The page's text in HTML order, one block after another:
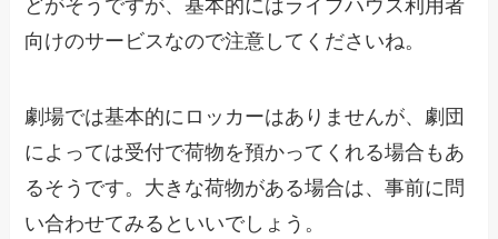
どがそうですが、基本的にはライブハウス利用者
向けのサービスなので注意してくださいね。
劇場では基本的にロッカーはありませんが、劇団
によっては受付で荷物を預かってくれる場合もあ
るそうです。大きな荷物がある場合は、事前に問
い合わせてみるといいでしょう。